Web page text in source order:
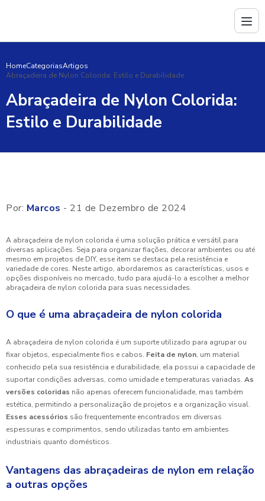
HomeCategoriasArtigos
Abraçadeira de Nylon Colorida: Estilo e Durabilidade
Abraçadeira de Nylon Colorida:
Estilo e Durabilidade
Por: Marcos - 21 de Dezembro de 2024
A abraçadeira de nylon colorida é uma solução prática e versátil para
diversas aplicações. Seja para organizar fiações, decorar ambientes ou até
mesmo em projetos de DIY, esse item se destaca pela resistência e
variedade de cores. Neste artigo, abordaremos as características, usos e
opções disponíveis no mercado, tudo para ajudá-lo a escolher a melhor
abraçadeira de nylon colorida para suas necessidades.
O que é uma abraçadeira de nylon colorida
A abraçadeira de nylon colorida é um suporte utilizado para agrupar ou
fixar objetos, especialmente fios e cabos. Feita de nylon, um material
conhecido pela sua resistência e durabilidade, ela possui a capacidade de
suportar condições adversas, como umidade e temperaturas variadas. As
versões coloridas não apenas oferecem funcionalidade, mas também
estética, permitindo a personalização de projetos e a organização visual.
Esses acessórios são frequentemente encontrados em diversas
espessuras e comprimentos, sendo utilizadas tanto em ambientes
industriais quanto domésticos.
Vantagens das abraçadeiras de nylon em relação
a outras opções